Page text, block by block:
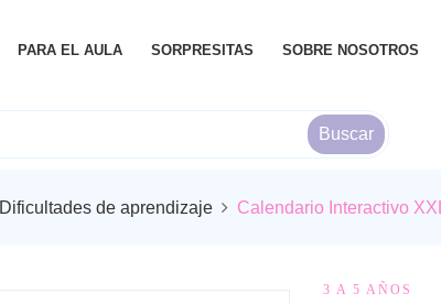
PARA EL AULA SORPRESITAS SOBRE NOSOTROS
Buscar
Dificultades de aprendizaje Calendario Interactivo
3 A 5 AÑOS